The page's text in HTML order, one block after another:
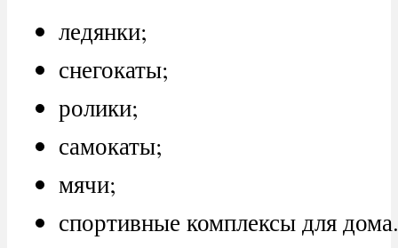
ледянки;
снегокаты;
ролики;
самокаты;
мячи;
спортивные комплексы для дома.